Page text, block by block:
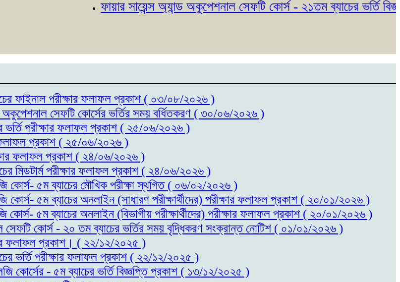
ফায়ার সায়েন্স অ্যান্ড অকুপেশনাল সেফটি কোর্স - ২১তম ব্যাচের ভর্তি
ফাইনাল পরীক্ষার ফলাফল প্রকাশ ( ০৩/০৮/২০২৬ )
অকুপেশনাল সেফটি কোর্সের ভর্তির সময় বর্ধিতকরণ ( ৩০/০৬/২০২৬ )
ভর্তি পরীক্ষার ফলাফল প্রকাশ ( ২৫/০৬/২০২৬ )
ফলাফল প্রকাশ ( ২৫/০৬/২০২৬ )
ফলাফল প্রকাশ ( ২৪/০৬/২০২৬ )
মিডটার্ম পরীক্ষার ফলাফল প্রকাশ ( ২৪/০৬/২০২৬ )
কোর্স- ৫ম ব্যাচের মৌখিক পরীক্ষা স্থগিত ( ০৬/০২/২০২৬ )
কোর্স- ৫ম ব্যাচের অনলাইন (সাধারণ পরীক্ষার্থীদের) পরীক্ষার ফলাফল প্রকাশ ( ২০/০১/২০২৬ )
কোর্স- ৫ম ব্যাচের অনলাইন (বিভাগীয় পরীক্ষার্থীদের) পরীক্ষার ফলাফল প্রকাশ ( ২০/০১/২০২৬ )
সেফটি কোর্স - ২০ তম ব্যাচের ভর্তির সময় বৃদ্ধিকরণ সংক্রান্ত নোটিশ ( ০১/০১/২০২৬ )
ফলাফল প্রকাশ। ( ২২/১২/২০২৫ )
ভর্তি পরীক্ষার ফলাফল প্রকাশ ( ২২/১২/২০২৫ )
কোর্সের - ৫ম ব্যাচের ভর্তি বিজ্ঞপ্তি প্রকাশ ( ১৩/১২/২০২৫ )